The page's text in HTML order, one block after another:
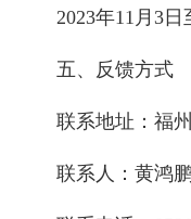
2023年11月3日
五、反馈方式
联系地址：福州
联系人：黄鸿